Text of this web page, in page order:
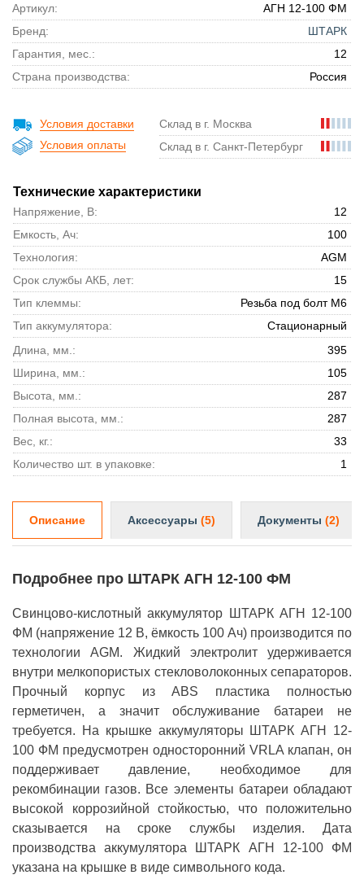
Артикул:
АГН 12-100 ФМ
Бренд:
ШТАРК
Гарантия, мес.:
12
Страна производства:
Россия
Условия доставки
Условия оплаты
Склад в г. Москва
Склад в г. Санкт-Петербург
Технические характеристики
Напряжение, В:
12
Емкость, Ач:
100
Технология:
AGM
Срок службы АКБ, лет:
15
Тип клеммы:
Резьба под болт М6
Тип аккумулятора:
Стационарный
Длина, мм.:
395
Ширина, мм.:
105
Высота, мм.:
287
Полная высота, мм.:
287
Вес, кг.:
33
Количество шт. в упаковке:
1
Описание Аксессуары (5) Документы (2)
Подробнее про ШТАРК АГН 12-100 ФМ
Свинцово-кислотный аккумулятор ШТАРК АГН 12-100
ФМ (напряжение 12 В, ёмкость 100 Ач) производится по
технологии AGM. Жидкий электролит удерживается
внутри мелкопористых стекловолоконных сепараторов.
Прочный корпус из ABS пластика полностью
герметичен, а значит обслуживание батареи не
требуется. На крышке аккумуляторы ШТАРК АГН 12-
100 ФМ предусмотрен односторонний VRLA клапан, он
поддерживает давление, необходимое для
рекомбинации газов. Все элементы батареи обладают
высокой коррозийной стойкостью, что положительно
сказывается на сроке службы изделия. Дата
производства аккумулятора ШТАРК АГН 12-100 ФМ
указана на крышке в виде символьного кода.